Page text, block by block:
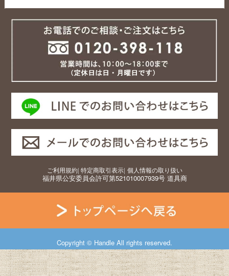
ご利用規約| 特定商取引表示| 個人情報の取り扱い
福井県公安委員会許可第521010007939号 道具商
Copyright © Handle All rights reserved.